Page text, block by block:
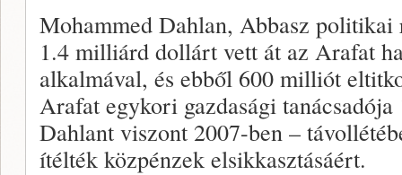
Mohammed Dahlan, Abbasz
1.4 milliárd dollárt vett át az Arafat
alkalmával, és ebből 600 milliót
Arafat egykori gazdasági
Dahlant viszont 2007-ben –
ítélték közpénzek elsikkasztásáért.